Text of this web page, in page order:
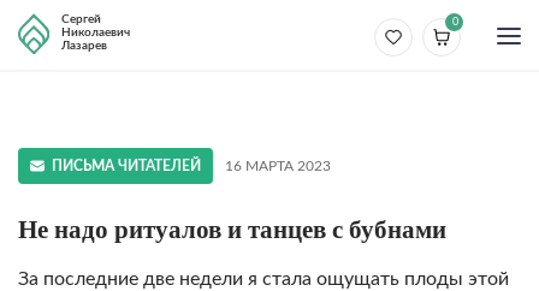
Сергей
Николаевич
Лазарев
0
ПИСЬМА ЧИТАТЕЛЕЙ 16 МАРТА 2023
Не надо ритуалов и танцев с бубнами
За последние две недели я стала ощущать плоды этой